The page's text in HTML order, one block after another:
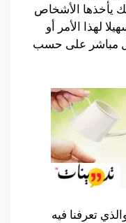
يأخذها الأشخاص
لهذا الأمر أو
مباشر على حسب
تعرفنا فيه